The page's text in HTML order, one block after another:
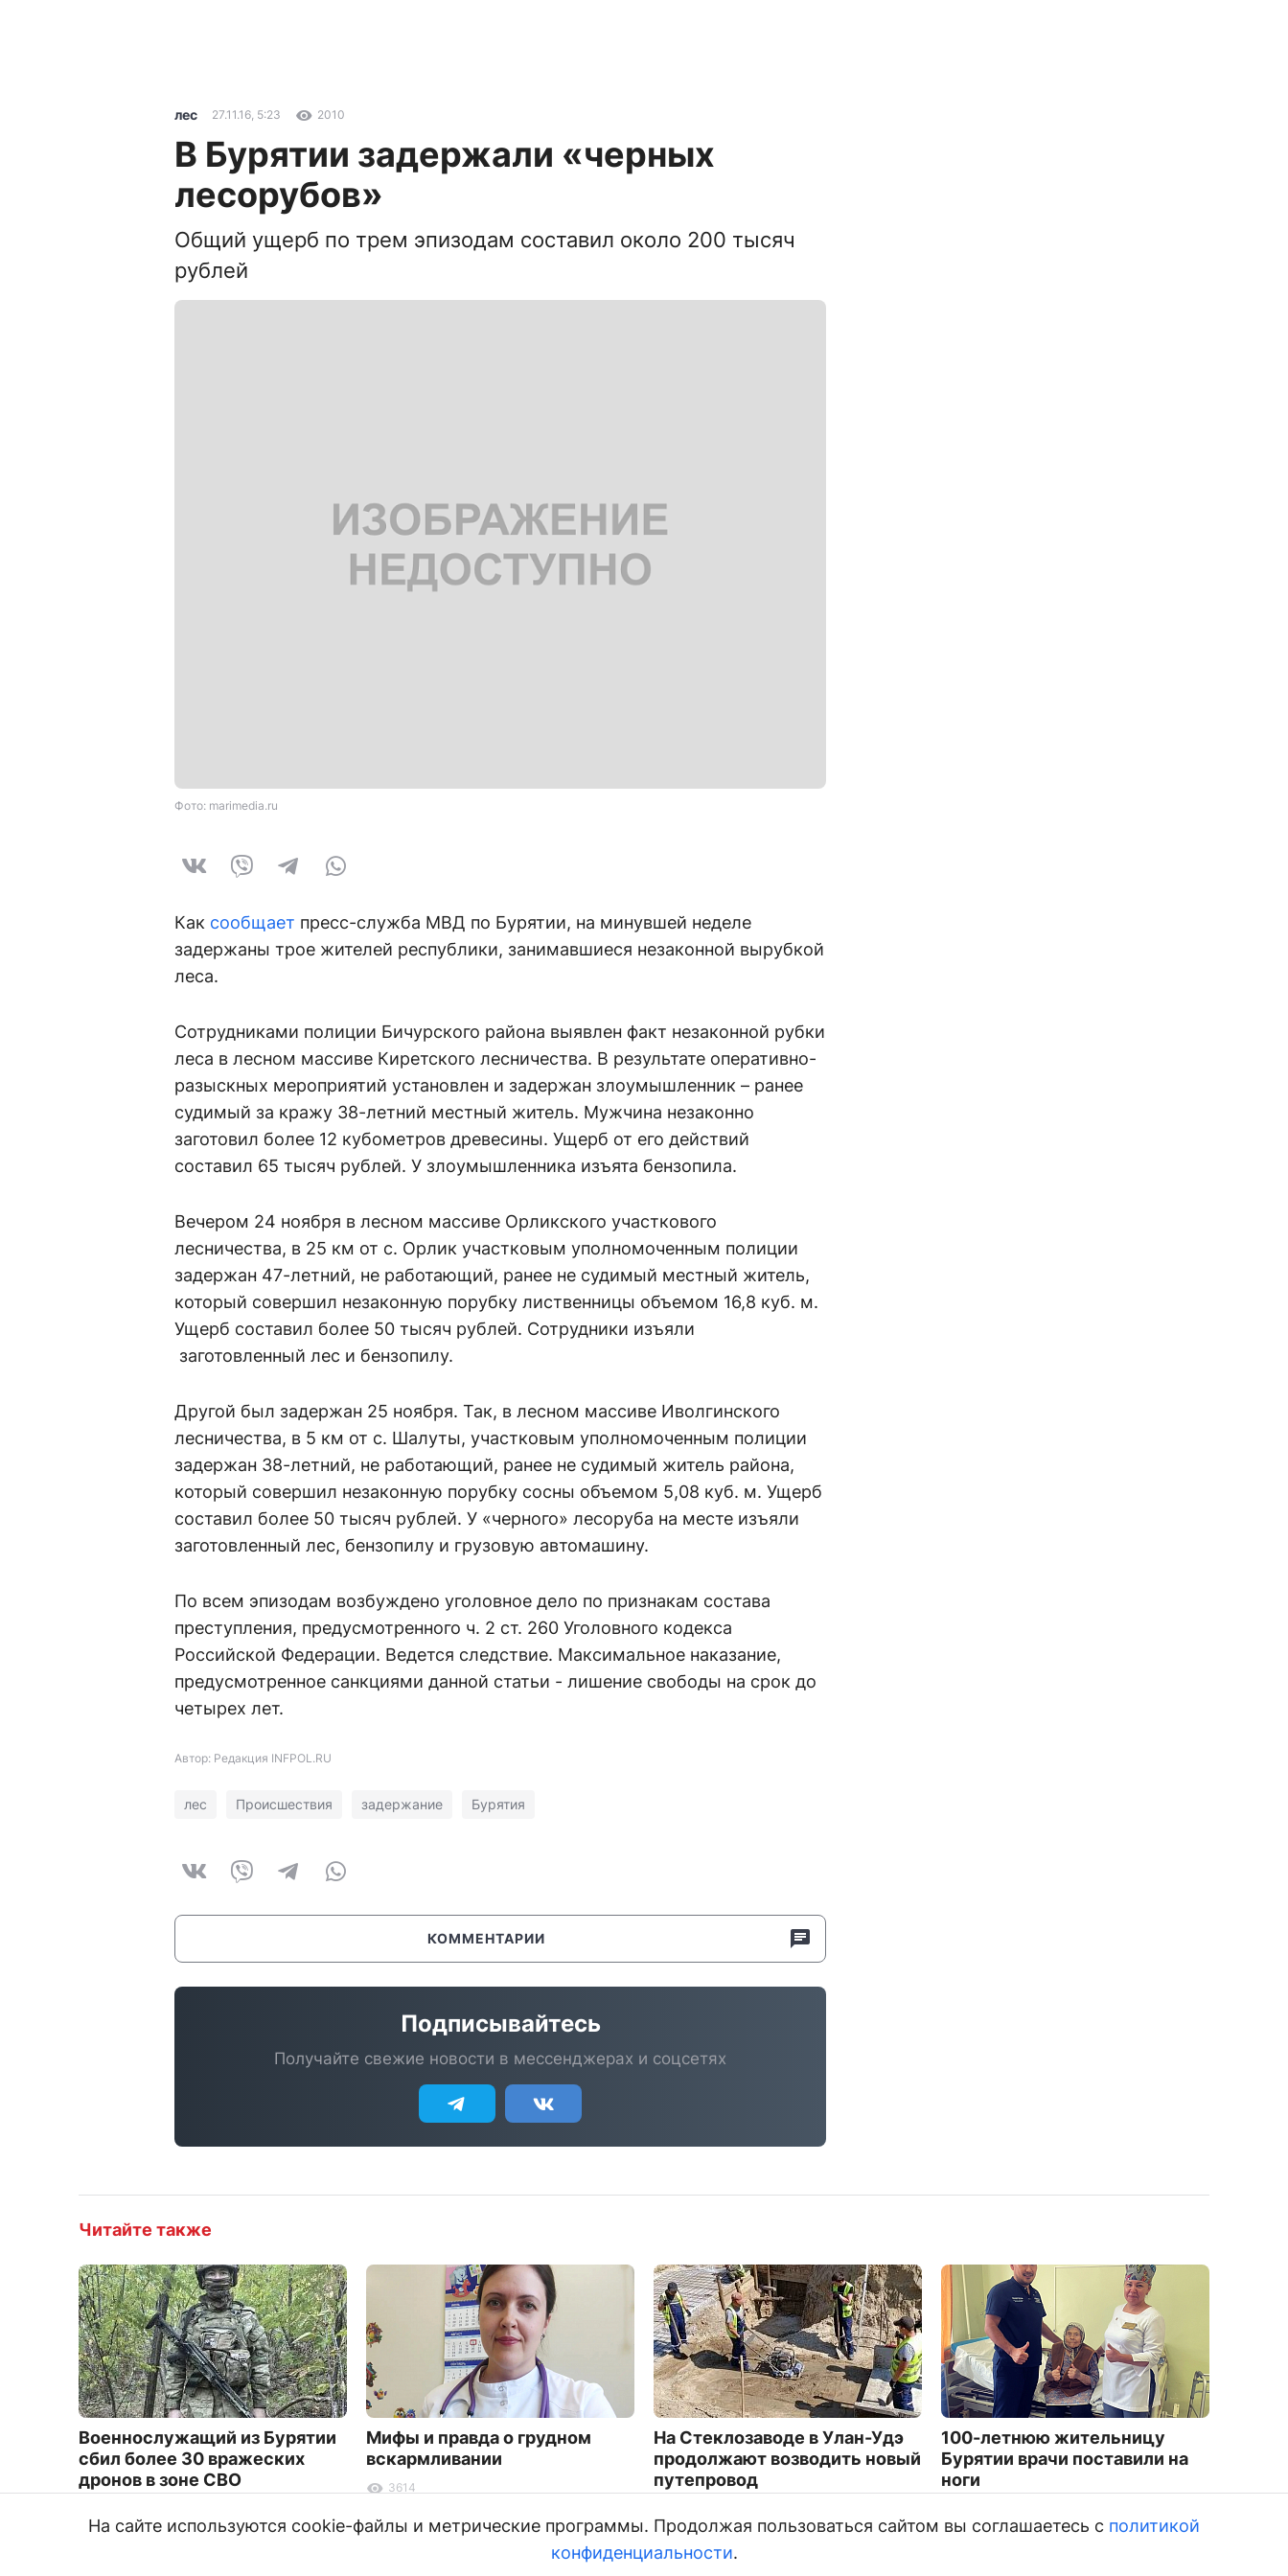
лес 27.11.16, 5:23 2010
В Бурятии задержали «черных
лесорубов»
Общий ущерб по трем эпизодам составил около 200 тысяч
рублей
Фото: marimedia.ru
Как сообщает пресс-служба МВД по Бурятии, на минувшей неделе
задержаны трое жителей республики, занимавшиеся незаконной вырубкой
леса.
Сотрудниками полиции Бичурского района выявлен факт незаконной рубки
леса в лесном массиве Киретского лесничества. В результате оперативно-
разыскных мероприятий установлен и задержан злоумышленник – ранее
судимый за кражу 38-летний местный житель. Мужчина незаконно
заготовил более 12 кубометров древесины. Ущерб от его действий
составил 65 тысяч рублей. У злоумышленника изъята бензопила.
Вечером 24 ноября в лесном массиве Орликского участкового
лесничества, в 25 км от с. Орлик участковым уполномоченным полиции
задержан 47-летний, не работающий, ранее не судимый местный житель,
который совершил незаконную порубку лиственницы объемом 16,8 куб. м.
Ущерб составил более 50 тысяч рублей. Сотрудники изъяли
заготовленный лес и бензопилу.
Другой был задержан 25 ноября. Так, в лесном массиве Иволгинского
лесничества, в 5 км от с. Шалуты, участковым уполномоченным полиции
задержан 38-летний, не работающий, ранее не судимый житель района,
который совершил незаконную порубку сосны объемом 5,08 куб. м. Ущерб
составил более 50 тысяч рублей. У «черного» лесоруба на месте изъяли
заготовленный лес, бензопилу и грузовую автомашину.
По всем эпизодам возбуждено уголовное дело по признакам состава
преступления, предусмотренного ч. 2 ст. 260 Уголовного кодекса
Российской Федерации. Ведется следствие. Максимальное наказание,
предусмотренное санкциями данной статьи - лишение свободы на срок до
четырех лет.
Автор: Редакция INFPOL.RU
лес Происшествия задержание Бурятия
КОММЕНТАРИИ
Подписывайтесь
Получайте свежие новости в мессенджерах и соцсетях
Читайте также
Военнослужащий из Бурятии
сбил более 30 вражеских
дронов в зоне СВО
Мифы и правда о грудном
вскармливании
3614
На Стеклозаводе в Улан-Удэ
продолжают возводить новый
путепровод
100-летнюю жительницу
Бурятии врачи поставили на
ноги
На сайте используются cookie-файлы и метрические программы. Продолжая пользоваться сайтом вы соглашаетесь с политикой
конфиденциальности.